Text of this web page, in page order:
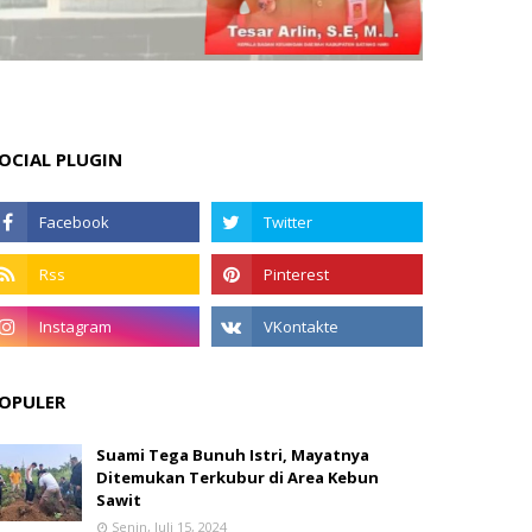
PLUGIN
Suami Tega Bunuh Istri, Mayatnya
Ditemukan Terkubur di Area Kebun
Sawit
Senin, Juli 15, 2024